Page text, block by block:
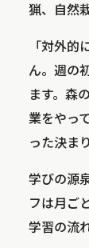
猟、自然
「対外
ん。週の
ます。森
業をやっ
った決ま
学びの源
フは月ご
学習の流